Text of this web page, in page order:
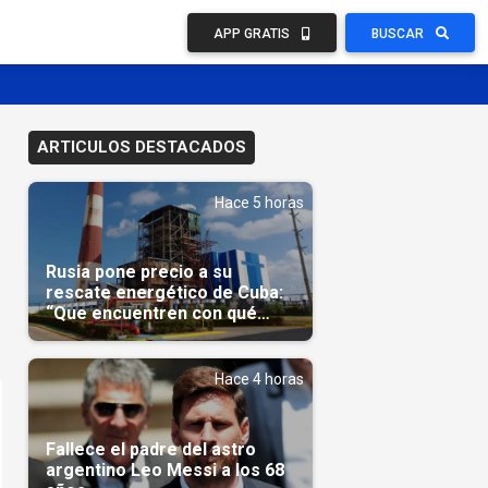
APP GRATIS BUSCAR
ARTICULOS DESTACADOS
Hace 5 horas
Rusia pone precio a su
rescate energético de Cuba:
“Que encuentren con qué
pagarnos”
Hace 4 horas
Fallece el padre del astro
argentino Leo Messi a los 68